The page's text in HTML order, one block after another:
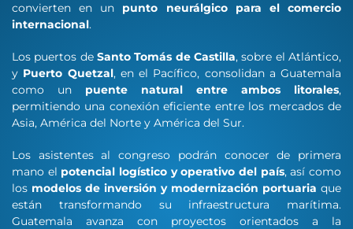
convierten en un punto neurálgico para el comercio
internacional.
Los puertos de Santo Tomás de Castilla, sobre el Atlántico,
y Puerto Quetzal, en el Pacífico, consolidan a Guatemala
como un puente natural entre ambos litorales,
permitiendo una conexión eficiente entre los mercados de
Asia, América del Norte y América del Sur.
Los asistentes al congreso podrán conocer de primera
mano el potencial logístico y operativo del país, así como
los modelos de inversión y modernización portuaria que
están transformando su infraestructura marítima.
Guatemala avanza con proyectos orientados a la